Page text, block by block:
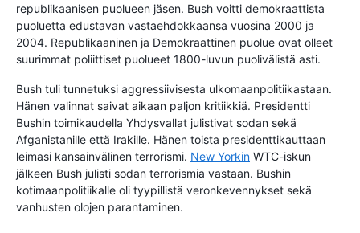
republikaanisen puolueen jäsen. Bush voitti demokraattista
puoluetta edustavan vastaehdokkaansa vuosina 2000 ja
2004. Republikaaninen ja Demokraattinen puolue ovat olleet
suurimmat poliittiset puolueet 1800-luvun puolivälistä asti.
Bush tuli tunnetuksi aggressiivisesta ulkomaanpolitiikastaan.
Hänen valinnat saivat aikaan paljon kritiikkiä. Presidentti
Bushin toimikaudella Yhdysvallat julistivat sodan sekä
Afganistanille että Irakille. Hänen toista presidenttikauttaan
leimasi kansainvälinen terrorismi. New Yorkin WTC-iskun
jälkeen Bush julisti sodan terrorismia vastaan. Bushin
kotimaanpolitiikalle oli tyypillistä veronkevennykset sekä
vanhusten olojen parantaminen.